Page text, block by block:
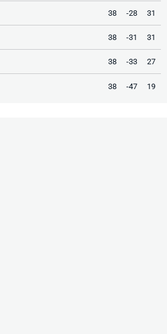
38 -28 31
38 -31 31
38 -33 27
38 -47 19